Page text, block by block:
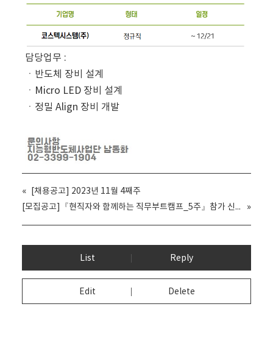
담당업무 :
ㆍ반도체 장비 설계
ㆍMicro LED 장비 설계
ㆍ정밀 Align 장비 개발
«
[채용공고] 2023년 11월 4째주
[모집공고]『현직자와 함께하는 직무부트캠프_5주』참가 신청 안내
»
List Reply
Edit Delete